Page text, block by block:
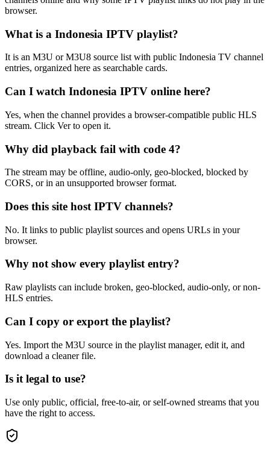
browser.
What is a Indonesia IPTV playlist?
It is an M3U or M3U8 source list with public Indonesia TV channel
entries, organized here as searchable cards.
Can I watch Indonesia IPTV online here?
Yes, when the channel provides a browser-compatible public HLS
stream. Click Ver to open it.
Why did playback fail with code 4?
The stream may be offline, audio-only, geo-blocked, blocked by
CORS, or in an unsupported browser format.
Does this site host IPTV channels?
No. It links to public playlist sources and opens URLs in your
browser.
Why not show every playlist entry?
Raw playlists can include broken, geo-blocked, audio-only, or non-
HLS entries.
Can I copy or export the playlist?
Yes. Import the M3U source in the playlist manager, edit it, and
download a cleaner file.
Is it legal to use?
Use only public, official, free-to-air, or self-owned streams that you
have the right to access.